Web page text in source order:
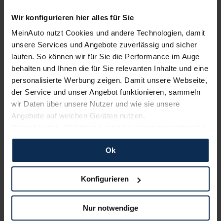
Wir konfigurieren hier alles für Sie
MeinAuto nutzt Cookies und andere Technologien, damit
unsere Services und Angebote zuverlässig und sicher
laufen. So können wir für Sie die Performance im Auge
behalten und Ihnen die für Sie relevanten Inhalte und eine
personalisierte Werbung zeigen. Damit unsere Webseite,
der Service und unser Angebot funktionieren, sammeln
wir Daten über unsere Nutzer und wie sie unsere
Angebote auf welchen Geräten nutzen.
und erlauben uns Cookies für unseren Service zu
verwenden und diese Daten an Dritte weiterzugeben,
etwa an unsere Marketingpartner. Falls Sie dem nicht
zustimmen möchten, beschränken wir uns auf die
dann nicht auf Sie zuschneiden und Sie somit nicht
perfekt auf dem Weg zu Ihrem Neuwagen unterstützen.
Ok
Konfigurieren
Nur notwendige
Nissan Ford